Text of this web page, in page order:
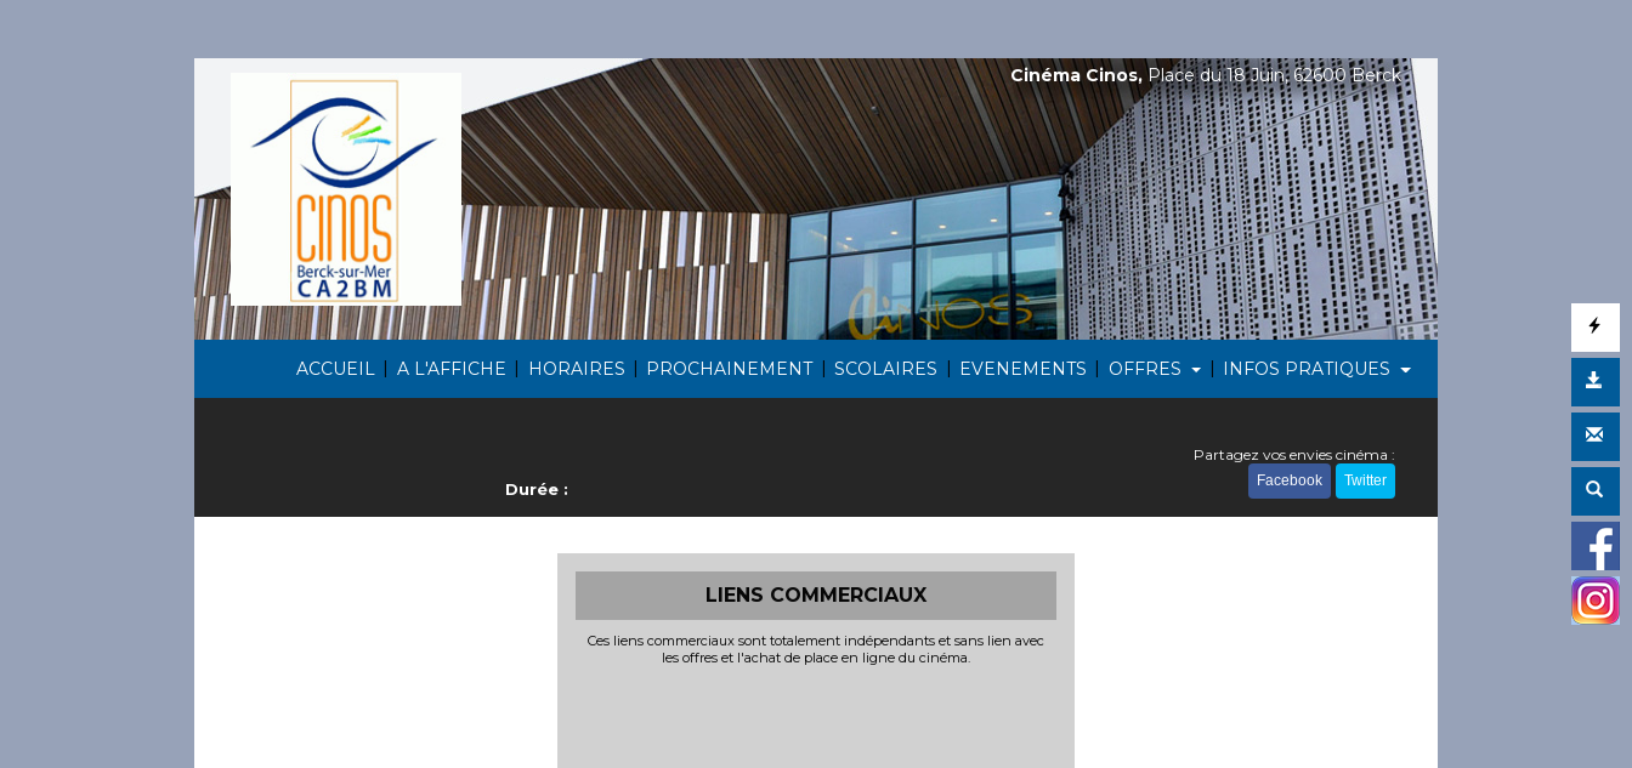
ACCUEIL | A L'AFFICHE | HORAIRES | PROCHAINEMENT | SCOLAIRES | EVENEMENTS | OFFRES | INFOS PRATIQUES
Cinéma Cinos,Place du 18 Juin, 62600 Berck
Durée :
Partagez vos envies cinéma :
Facebook Twitter
LIENS COMMERCIAUX
Ces liens commerciaux sont totalement indépendants et sans lien avec
les offres et l'achat de place en ligne du cinéma.